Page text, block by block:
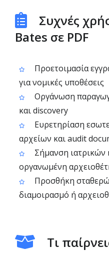
Συχνές
Bates σε PDF
Προετοιμασία
για νομικές υποθέσεις
Οργάνωση
και discovery
Ευρετηρίαση
αρχείων και audit
Σήμανση ιατρικών
οργανωμένη
Προσθήκη
διαμοιρασμό ή
Τι